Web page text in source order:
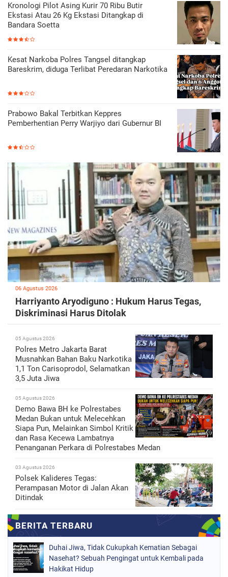
Kronologi Pilot Asing Kurir 70 Ribu Butir
Ekstasi Atau 26 Kg Ekstasi Ditangkap di
Bandara Soetta
Kesat Narkoba Polres Tangsel ditangkap
Bareskrim, diduga Terlibat Peredaran Narkotika
Prabowo Bakal Terbitkan Keppres
Pemberhentian Perry Warjiyo dari Gubernur BI
06 Agustus 2026
Harriyanto Aryodiguno : Hukum Harus Tegas,
Diskriminasi Harus Ditolak
05 Agustus 2026
Polres Metro Jakarta Barat
Musnahkan Bahan Baku Narkotika
1,1 Ton Carisoprodol, Selamatkan
3,5 Juta Jiwa
05 Agustus 2026
Demo Bawa BH ke Polrestabes
Medan Bukan untuk Melecehkan
Siapa Pun, Melainkan Simbol Kritik
dan Rasa Kecewa Lambatnya
Penanganan Perkara di Polrestabes Medan
03 Agustus 2026
Polsek Kalideres Tegas:
Perampasan Motor di Jalan Akan
Ditindak
Duhai Jiwa, Tidak Cukupkah Kematian Sebagai
Nasehat? Sebuah Pengingat untuk Kembali pada
Hakikat Hidup